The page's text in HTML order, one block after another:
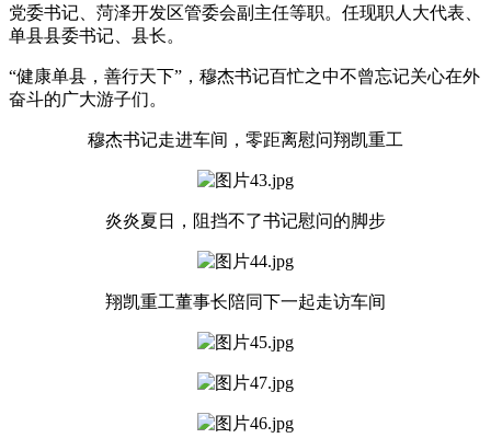
党委书记、菏泽开发区管委会副主任等职。任现职人大代表、
单县县委书记、县长。
“健康单县，善行天下”，穆杰书记百忙之中不曾忘记关心在外
奋斗的广大游子们。
穆杰书记走进车间，零距离慰问翔凯重工
炎炎夏日，阻挡不了书记慰问的脚步
翔凯重工董事长陪同下一起走访车间